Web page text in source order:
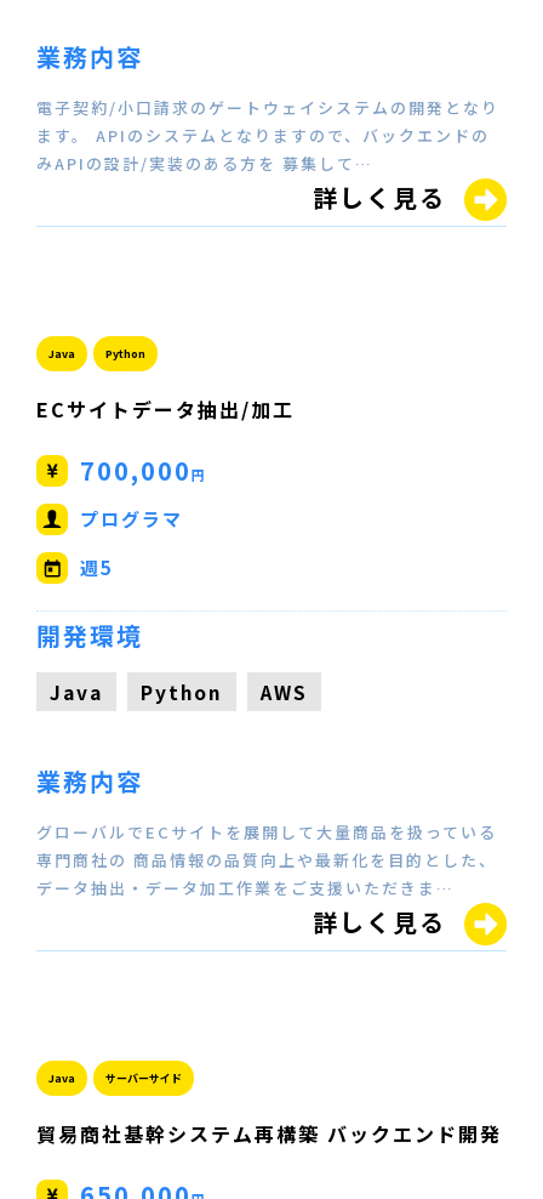
業務内容
電子契約/小口請求のゲートウェイシステムの開発となり
ます。 APIのシステムとなりますので、バックエンドの
みAPIの設計/実装のある方を 募集して…
詳しく見る
Java Python
ECサイトデータ抽出/加工
700,000円
プログラマ
週5
開発環境
Java Python AWS
業務内容
グローバルでECサイトを展開して大量商品を扱っている
専門商社の 商品情報の品質向上や最新化を目的とした、
データ抽出・データ加工作業をご支援いただきま…
詳しく見る
Java サーバーサイド
貿易商社基幹システム再構築 バックエンド開発